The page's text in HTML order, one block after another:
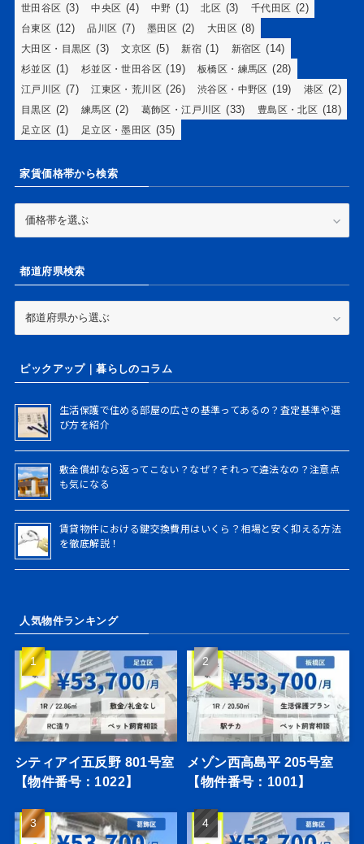
世田谷区 (3) 中央区 (4) 中野 (1) 北区 (3) 千代田区 (2)
台東区 (12) 品川区 (7) 墨田区 (2) 大田区 (8)
大田区・目黒区 (3) 文京区 (5) 新宿 (1) 新宿区 (14)
杉並区 (1) 杉並区・世田谷区 (19) 板橋区・練馬区 (28)
江戸川区 (7) 江東区・荒川区 (26) 渋谷区・中野区 (19) 港区 (2)
目黒区 (2) 練馬区 (2) 葛飾区・江戸川区 (33) 豊島区・北区 (18)
足立区 (1) 足立区・墨田区 (35)
家賃価格帯から検索
帯
都道府県検索
検ピックアップ｜暮らしのコラム
生活保護で住める部屋の広さの基準ってあるの？査定基準や選
び方を紹介
敷金償却なら返ってこない？なぜ？それって違法なの？注意点
も気になる
賃貸物件における鍵交換費用はいくら？相場と安く抑える方法
を徹底解説！
人気物件ランキング
シティアイ五反野 801号室
【物件番号：1022】
メゾン西高島平 205号室
【物件番号：1001】